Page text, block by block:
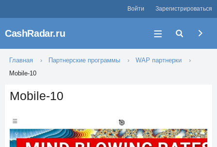
Войти Зарегистрироваться
CashRadar.ru
Главная Партнерские программы
WAP партнерки
Mobile-10
Mobile-10